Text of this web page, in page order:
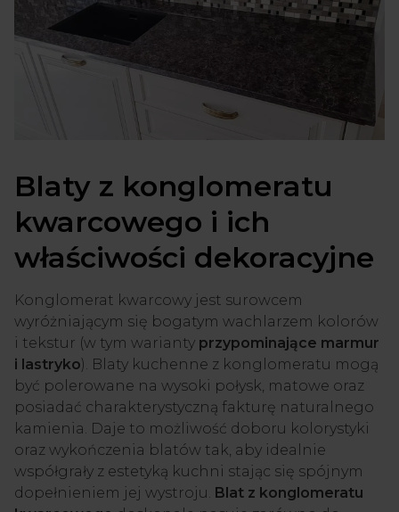
Blaty z konglomeratu
kwarcowego i ich
właściwości dekoracyjne
Konglomerat kwarcowy jest surowcem
wyróżniającym się bogatym wachlarzem kolorów
i tekstur (w tym warianty przypominające marmur
i lastryko). Blaty kuchenne z konglomeratu mogą
być polerowane na wysoki połysk, matowe oraz
posiadać charakterystyczną fakturę naturalnego
kamienia. Daje to możliwość doboru kolorystyki
oraz wykończenia blatów tak, aby idealnie
współgrały z estetyką kuchni stając się spójnym
dopełnieniem jej wystroju. Blat z konglomeratu